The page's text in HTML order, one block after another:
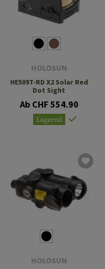
HOLOSUN
HE509T-RD X2 Solar Red
Dot Sight
Ab CHF 554.90
Lagernd
HOLOSUN